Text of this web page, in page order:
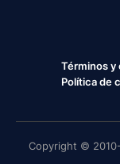
Términos
Política de
Copyright ©